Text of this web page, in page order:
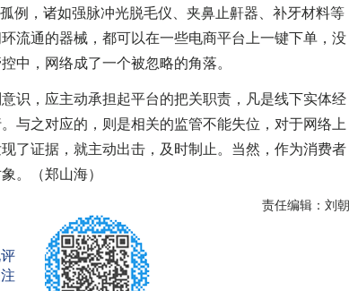
，诸如强脉冲光脱毛仪、夹鼻止鼾器、补牙材料等
流通的器械，都可以在一些电商平台上一键下单，没
中，网络成了一个被忽略的角落。
，应主动承担起平台的把关职责，凡是线下实体经
与之对应的，则是相关的监管不能失位，对于网络上
了证据，就主动出击，及时制止。当然，作为消费者
。（郑山海）
责任编辑：刘朝